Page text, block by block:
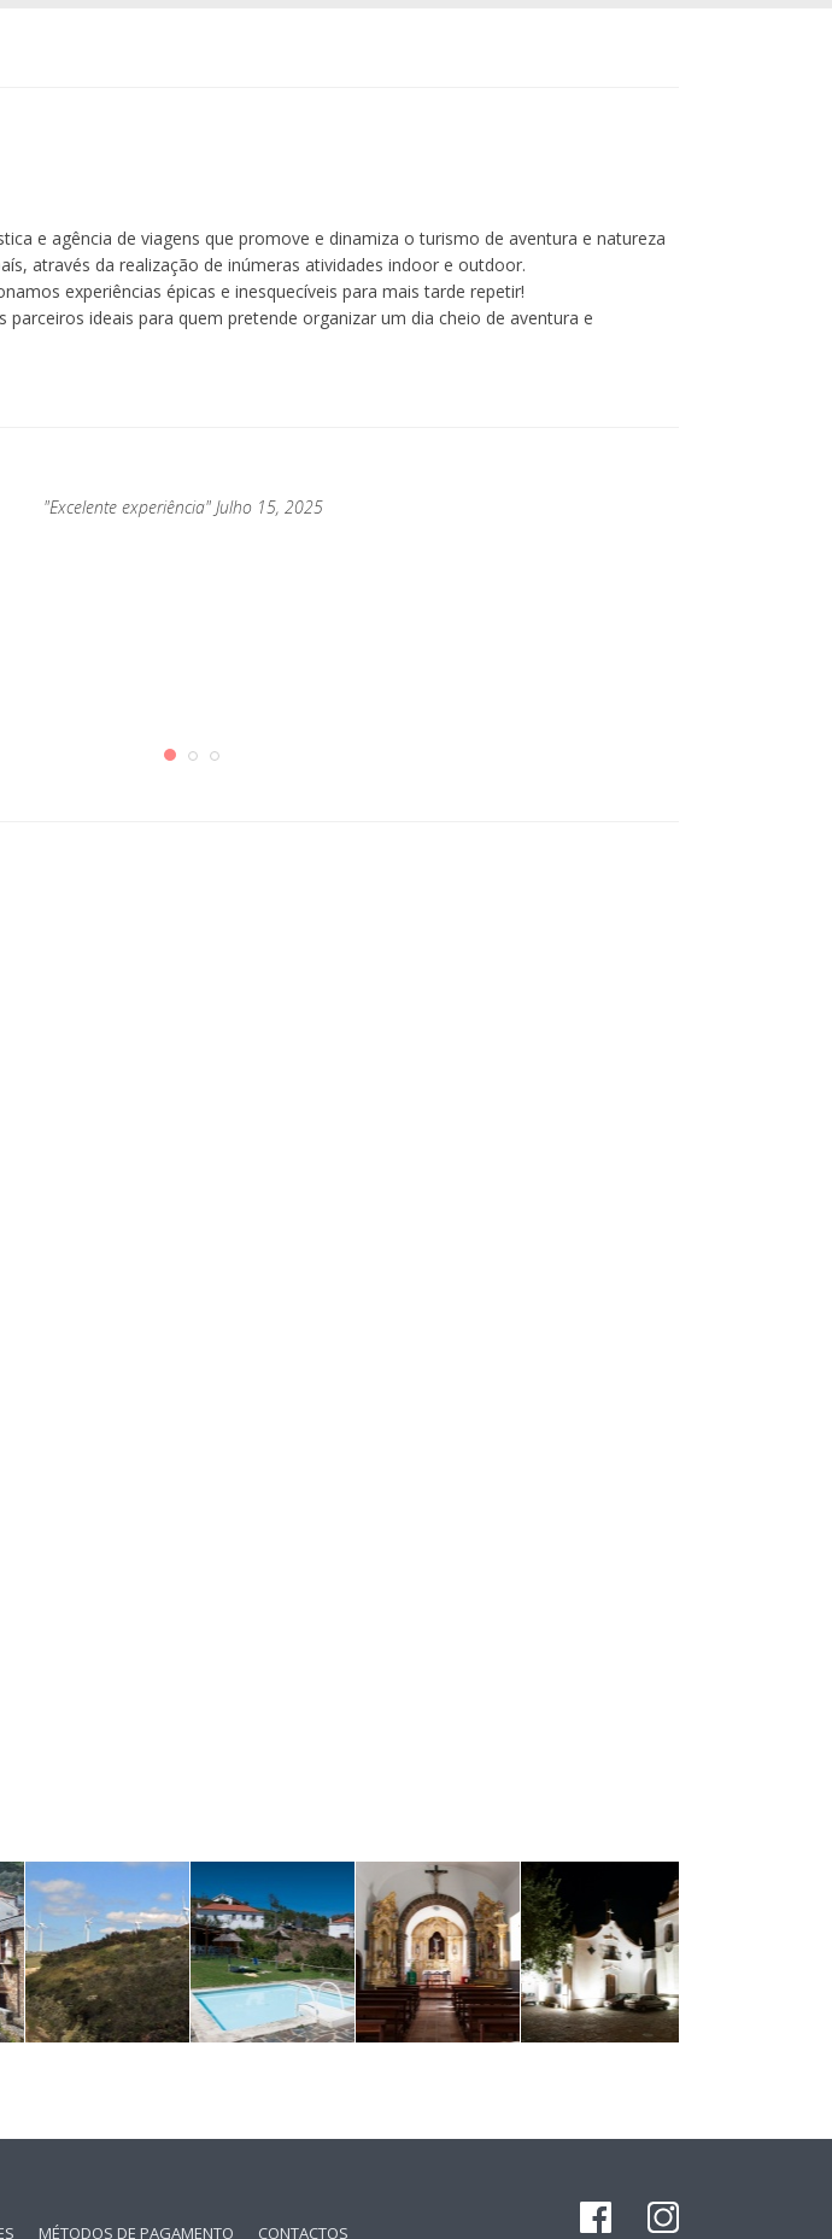
e agência de viagens que promove e dinamiza o turismo de aventura e natureza
através da realização de inúmeras atividades indoor e outdoor.
experiências épicas e inesquecíveis para mais tarde repetir!
ideais para quem pretende organizar um dia cheio de aventura e
"Excelente experiência" Julho 15, 2025
MÉTODOS DE PAGAMENTO CONTACTOS